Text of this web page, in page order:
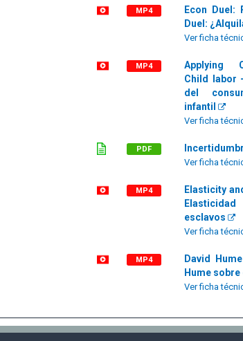
MP4
Econ Duel:
Duel:
Ver ficha
MP4
Applying
Child labor
del
infantil
Ver ficha
PDF
Ver ficha
MP4
Elasticity
esclavos
Ver ficha
MP4
David
Hume
Ver ficha